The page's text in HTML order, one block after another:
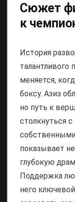
Сюжет
к
История
талантливого
меняется,
боксу. Азиз
но путь к
столкнуться
показывает
глубокую
Поддержка
него